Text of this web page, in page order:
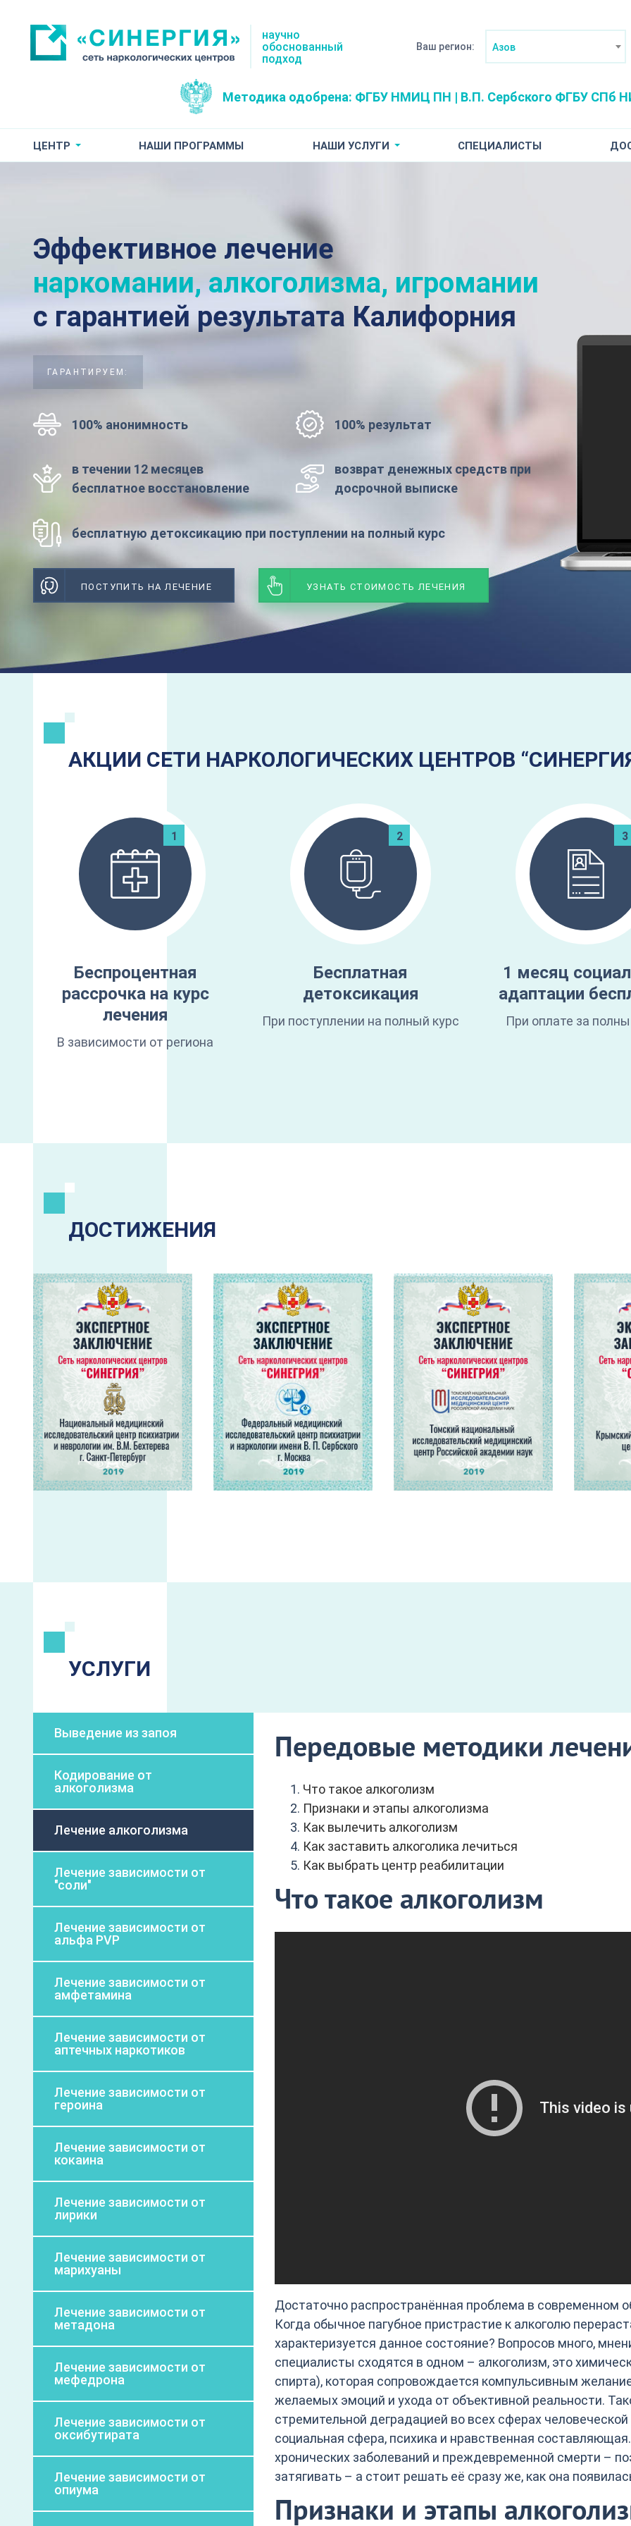
научно
обоснованный
подход
Ваш регион: Азов
Методика одобрена: ФГБУ НМИЦ ПН | В.П. Сербского ФГБУ СПб
ЦЕНТР НАШИ ПРОГРАММЫ НАШИ УСЛУГИ СПЕЦИАЛИСТЫ
Эффективное лечение
наркомании, алкоголизма, игромании
с гарантией результата Калифорния
ГАРАНТИРУЕМ:
100% анонимность 100% результат
в течении 12 месяцев
бесплатное восстановление
возврат денежных средств при
досрочной выписке
бесплатную детоксикацию при поступлении на полный курс
ПОСТУПИТЬ НА ЛЕЧЕНИЕ УЗНАТЬ СТОИМОСТЬ ЛЕЧЕНИЯ
АКЦИИ СЕТИ НАРКОЛОГИЧЕСКИХ ЦЕНТРОВ
Беспроцентная
рассрочка на курс
лечения
В зависимости от региона
Бесплатная
детоксикация
При поступлении на полный курс
1 месяц
адаптации
При оплате за
ДОСТИЖЕНИЯ
УСЛУГИ
Выведение из запоя
Кодирование от
алкоголизма
Лечение алкоголизма
Лечение зависимости от
"соли"
Лечение зависимости от
альфа PVP
Лечение зависимости от
амфетамина
Лечение зависимости от
аптечных наркотиков
Лечение зависимости от
героина
Лечение зависимости от
кокаина
Лечение зависимости от
лирики
Лечение зависимости от
марихуаны
Лечение зависимости от
метадона
Лечение зависимости от
мефедрона
Лечение зависимости от
оксибутирата
Лечение зависимости от
опиума
Передовые методики
Что такое алкоголизм
Признаки и этапы алкоголизма
Как вылечить алкоголизм
Как заставить алкоголика лечиться
Как выбрать центр реабилитации
Что такое алкоголизм
Достаточно распространённая проблема в современном
Когда обычное пагубное пристрастие к алкоголю
характеризуется данное состояние? Вопросов много,
специалисты сходятся в одном – алкоголизм, это
спирта), которая сопровождается компульсивным
желаемых эмоций и ухода от объективной реальности.
стремительной деградацией во всех сферах
социальная сфера, психика и нравственная
хронических заболеваний и преждевременной смерти –
затягивать – а стоит решать её сразу же, как она
Признаки и этапы